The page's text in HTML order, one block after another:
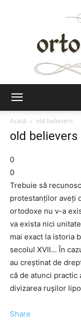
Acasă
old believers
old believers
0
0
Trebuie să
protestanţilor aveţi
ortodoxe nu v-a
va exista nici
mai exact la istoria
secolul XVII… În
au creştinat de
că de atunci practic
divizarea ruşilor
Share